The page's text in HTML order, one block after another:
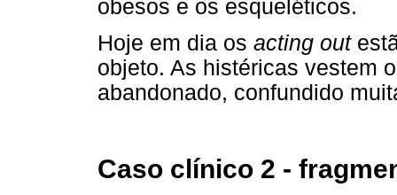
obesos e os esqueléticos.
Hoje em dia os acting out
objeto. As histéricas vestem
abandonado, confundido
Caso clínico 2 -